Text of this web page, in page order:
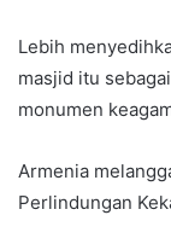
Lebih
masjid itu
monumen
Armenia
Perlindungan